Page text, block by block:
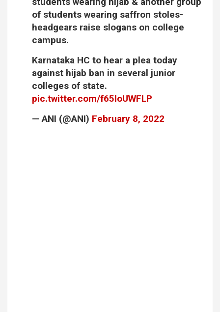
of students wearing saffron stoles-
headgears raise slogans on college
campus.
Karnataka HC to hear a plea today
against hijab ban in several junior
colleges of state.
pic.twitter.com/f65loUWFLP
— ANI (@ANI) February 8, 2022